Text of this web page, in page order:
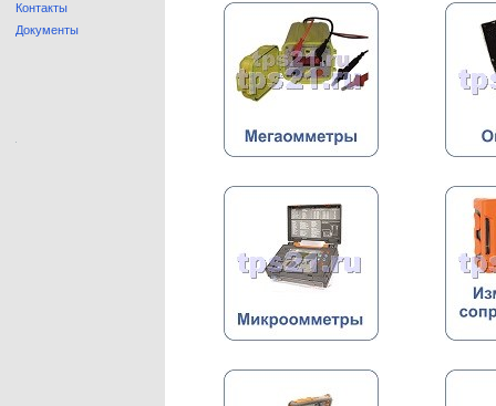
Контакты
Документы